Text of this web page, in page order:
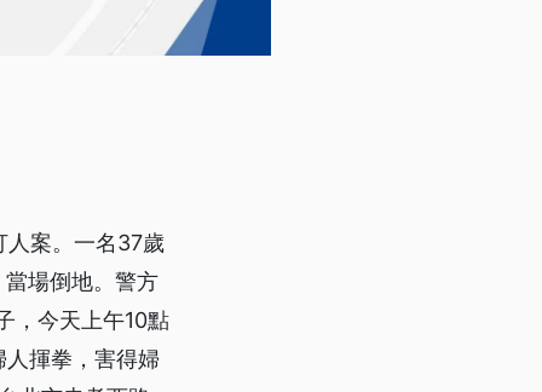
人案。一名37歲
場倒地。警方
，今天上午10點
人揮拳，害得婦